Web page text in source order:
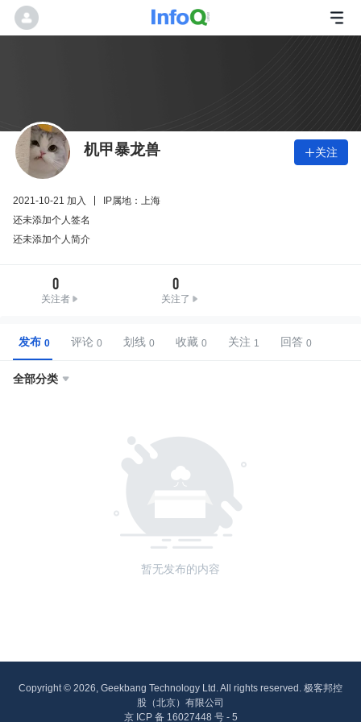
机甲暴龙兽 关注
2021-10-21 加入
IP属地：上海
还未添加个人签名
还未添加个人简介
0
关注者
0
关注了
发布 评论 划线 收藏 关注 回答
全部分类 
暂无发布的内容
Copyright © 2026, Geekbang Technology Ltd. All rights reserved. 极客邦控
股（北京）有限公司
京 ICP 备 16027448 号 - 5